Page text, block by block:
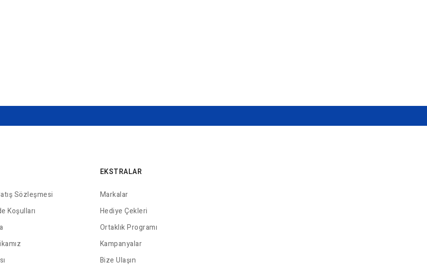
Sözleşmesi
Koşulları
EKSTRALAR
Markalar
Hediye Çekleri
Ortaklık Programı
Kampanyalar
Bize Ulaşın